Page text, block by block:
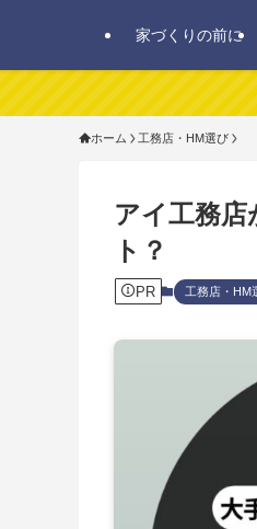
家づくりの前に
ホーム 工務店・HM選び
アイ工務
ト？
PR 工務店・HM